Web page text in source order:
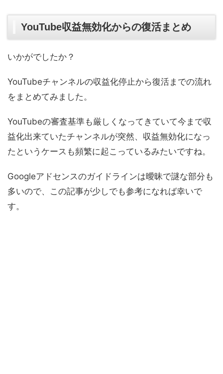
YouTube収益無効化からの復活まとめ
いかがでしたか？
YouTubeチャンネルの収益化停止から復活までの流れ
をまとめてみました。
YouTubeの審査基準も厳しくなってきていて今まで収
益化出来ていたチャンネルが突然、収益無効化になっ
たというケースも頻繁に起こっているみたいですね。
Googleアドセンスのガイドラインは曖昧で謎な部分も
多いので、この記事が少しでも参考になれば幸いで
す。